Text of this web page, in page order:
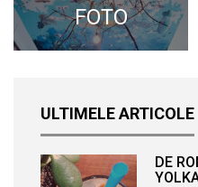
FOTO
ULTIMELE ARTICOLE
DE